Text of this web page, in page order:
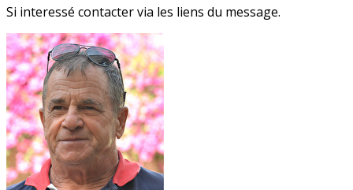
Si interessé contacter via les liens du message.